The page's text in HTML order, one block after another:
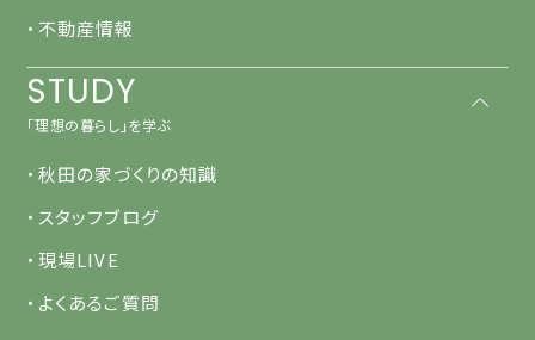
・不動産情報
STUDY
「理想の暮らし」を学ぶ
・秋田の家づくりの知識
・スタッフブログ
・現場LIVE
・よくあるご質問